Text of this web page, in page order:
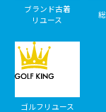
ブランド古着
リユース
ゴルフリユース